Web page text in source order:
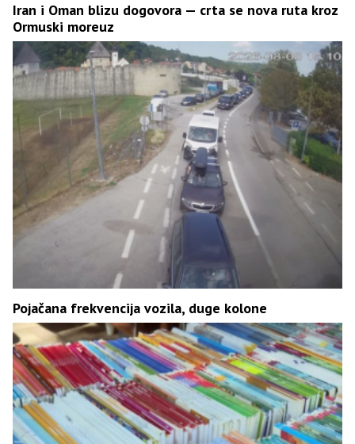
Iran i Oman blizu dogovora — crta se nova ruta kroz
Ormuski moreuz
Pojačana frekvencija vozila, duge kolone